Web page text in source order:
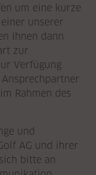
um eine kurze
unserer
Ihnen dann
zur
Verfügung
Rahmen des
und
AG und ihrer
bitte an